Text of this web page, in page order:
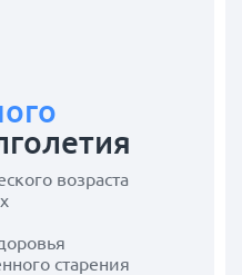
возраста
старения